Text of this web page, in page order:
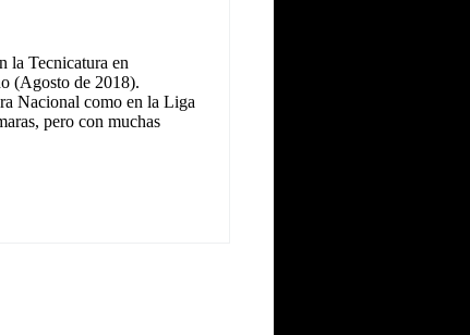
la Tecnicatura en
(Agosto de 2018).
Nacional como en la Liga
pero con muchas